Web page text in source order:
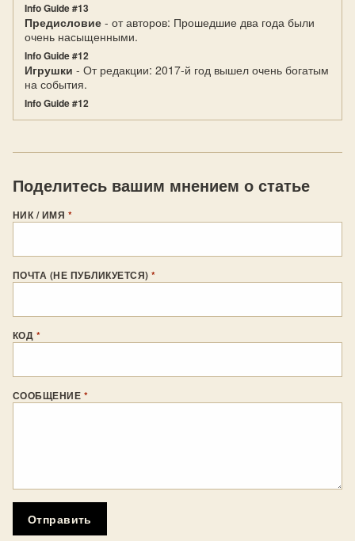
Info Guide #13
Предисловие - от авторов: Прошедшие два года были
очень насыщенными.
Info Guide #12
Игрушки - От редакции: 2017-й год вышел очень богатым
на события.
Info Guide #12
Поделитесь вашим мнением о статье
НИК / ИМЯ *
ПОЧТА (НЕ ПУБЛИКУЕТСЯ)*
КОД *
СООБЩЕНИЕ *
Отправить